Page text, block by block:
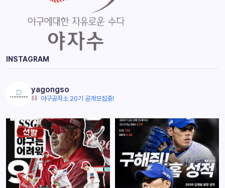
INSTAGRAM
yagongso
야구공작소 20기 공개모집중!